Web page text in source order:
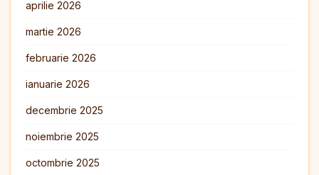
aprilie 2026
martie 2026
februarie 2026
ianuarie 2026
decembrie 2025
noiembrie 2025
octombrie 2025